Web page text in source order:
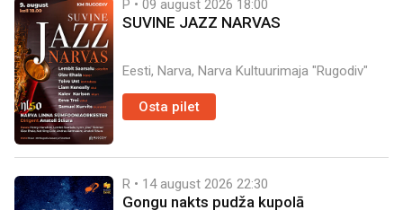
P • 09 august 2026 18:00
SUVINE JAZZ NARVAS
Eesti, Narva, Narva Kultuurimaja "Rugodiv"
Osta pilet
R • 14 august 2026 22:30
Gongu nakts pudža kupolā